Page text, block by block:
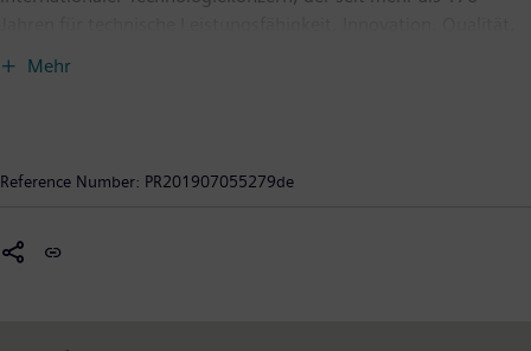
intelligenter Mobilitätslösungen für den Schienen- und
Mehr
Reference Number: PR201907055279de